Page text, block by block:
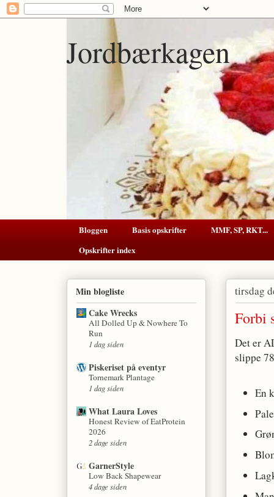
Jordbærkagen
Bloggen Basis opskrifter
MMF, SP, RKT...
Opskrifter index
tirsdag
Forbi
Det er
slippe
En
Min blogliste
Cake Wrecks
All Dolled Up & Nowhere To
Run
1 dag siden
Piskeriset på eventyr
Tornemark Plantage
1 dag siden
What Laura Loves
Honest Review of EatProtein
2026
2 dage siden
GarnerStyle
Low Back Shapewear
4 dage siden